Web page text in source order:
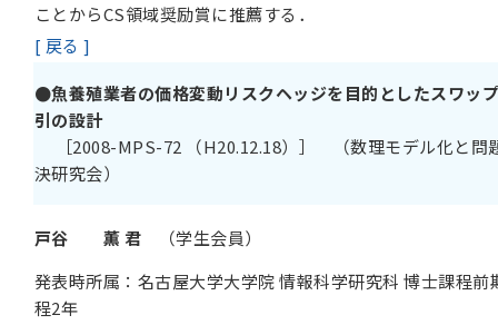
ことからCS領域奨励賞に推薦する．
[ 戻る ]
●魚養殖業者の価格変動リスクヘッジを目的としたスワッ
引の設計
［2008-MPS-72 （H20.12.18）］ （数理モデル化と問
決研究会）
戸谷 薫 君 （学生会員）
発表時所属：名古屋大学大学院 情報科学研究科 博士課程前
程2年